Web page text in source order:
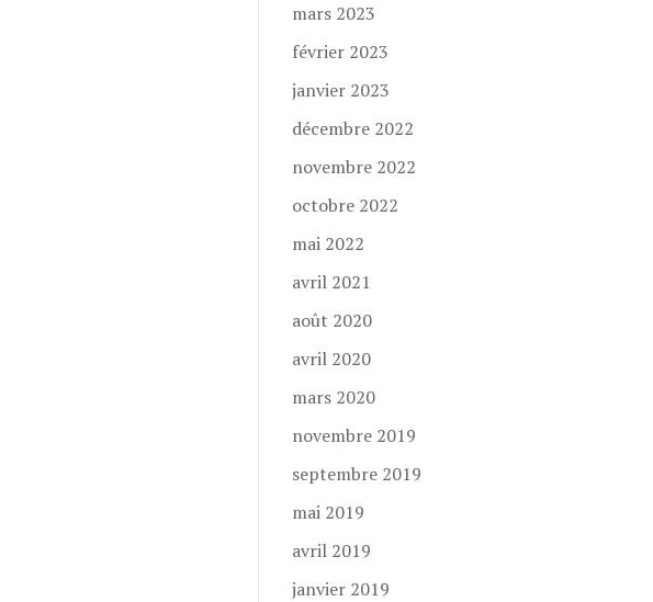
mars 2023
février 2023
janvier 2023
décembre 2022
novembre 2022
octobre 2022
mai 2022
avril 2021
août 2020
avril 2020
mars 2020
novembre 2019
septembre 2019
mai 2019
avril 2019
janvier 2019